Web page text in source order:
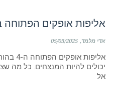
אליפות אופקים הפתוחה
אדי מלמד 05/03/2025
אליפות
יכולים להיות המנצחים. כל מה
אל